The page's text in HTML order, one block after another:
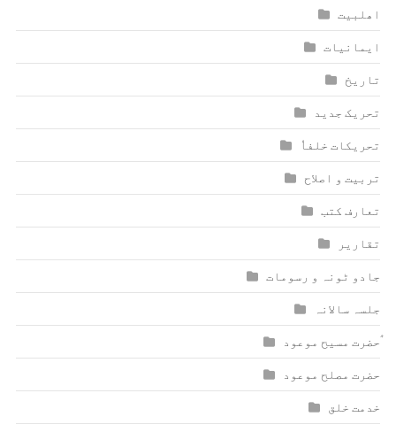
اھلبیت
ایمانیات
تاریخ
تحریک جدید
تحریکات خلفاٗ
تربیت و اصلاح
تعارف کتب
تقاریر
جادو ٹونہ و رسومات
جلسہ سالانہ
ٰؑحضرت مسیح موعود
حضرت مصلح موعود
خدمت خلق